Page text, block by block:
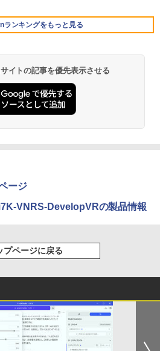
ンキング1位！】新品 ノートパソコ
Intel Celeron 6500Y メモリ
SSD:1TB最大 15.6インチ 15.6型
HD液晶 テンキー付き 日本語キーボ
windows11搭載 office2024付き 初
定済 IPS広視野角 無線機能 超軽量 P
ントリーでポイント100％還元のチ
ス】GMKtec ミニPC AMD Ryzen 5
6コア12スレッド MAX5.0GHz D
32GB/最大128GB Radeon 760M P
M.2 2280 SSD1TB/最大2×8TB U
Bluetooth5.2 2.5Gbps LAN*2 VES
音 mini pc Windows11 Pro 4K 3画
力 M6 Ultra
天1位常連・超800冠獲得】黒/白 モ
ー 21.5 / 23.8 / 24.5 / 27型 240Hz/2
/180Hz/165Hz/100Hz ゲーミングモ
ー 1ms応答 pcモニター パソコン モ
ー 非光沢 スピーカー内蔵 HDR/Free
VESA cocopar HG-238
ランキングをもっと見る
WAYNE feat. Flo Milli, ATL Jacob
ぬ糸
天然水 ラベルレス 500ml ×24本
の天然水 バナジウム含有 水 ミネラル
ター ペットボトル 静岡県産 500ミリリ
(Smart Basic)
炭酸水 ラベルレス 500ml ×24本
水 ペットボトル 500ミリリットル (Sm
ひとりごと 17巻 (デジタル版ビッグガ
コミックス)
モノクロ版 39 (ジャンプ
クスDIGITAL)
イトの記事を優先表示させる
ージ
VNRS-DevelopVRの製品情報
プページに戻る